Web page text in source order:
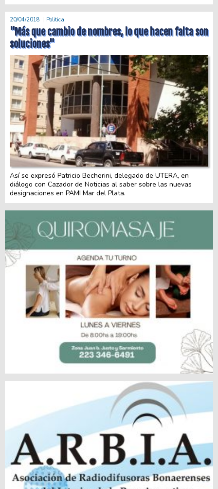
20/04/2018 Politica
"Más que cambio de nombres, lo que hacen falta son
soluciones"
Así se expresó Patricio Becherini, delegado de UTERA, en
diálogo con Cazador de Noticias al saber sobre las nuevas
designaciones en PAMI Mar del Plata.